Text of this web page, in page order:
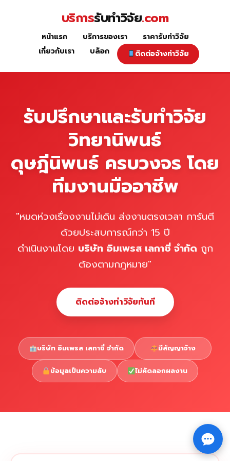
หน้าแรก
Copyright © 2026 รับทำวิจัย รับทำวิทยานิพนธ์ รับทำ⇧
บริการรับทำวิจัย.com
หน้าแรก บริการของเรา
ราคารับทำวิจัย
เกี่ยวกับเรา
บล็อก ติดต่อจ้างทำวิจัย
รับปรึกษาและรับทำวิจัย
วิทยานิพนธ์
ดุษฎีนิพนธ์ ครบวงจร โดย
ทีมงานมืออาชีพ
"หมดห่วงเรื่องงานไม่เดิน ส่งงานตรงเวลา การันตี
ด้วยประสบการณ์กว่า 15 ปี
ดำเนินงานโดย บริษัท อิมเพรส เลกาซี่ จำกัด ถูก
ต้องตามกฎหมาย"
ติดต่อจ้างทำวิจัยทันที
บริษัท อิมเพรส เลกาซี่ จำกัด มีสัญญาจ้าง
ข้อมูลเป็นความลับ ไม่คัดลอกผลงาน